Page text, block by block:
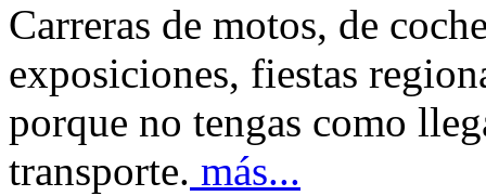
Carreras de motos, de
exposiciones, fiestas
porque no tengas como
transporte. más...